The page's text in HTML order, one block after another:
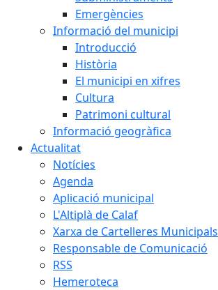
Emergències
Informació del municipi
Introducció
Història
El municipi en xifres
Cultura
Patrimoni cultural
Informació geogràfica
Actualitat
Notícies
Agenda
Aplicació municipal
L'Altiplà de Calaf
Xarxa de Cartelleres Municipals
Responsable de Comunicació
RSS
Hemeroteca